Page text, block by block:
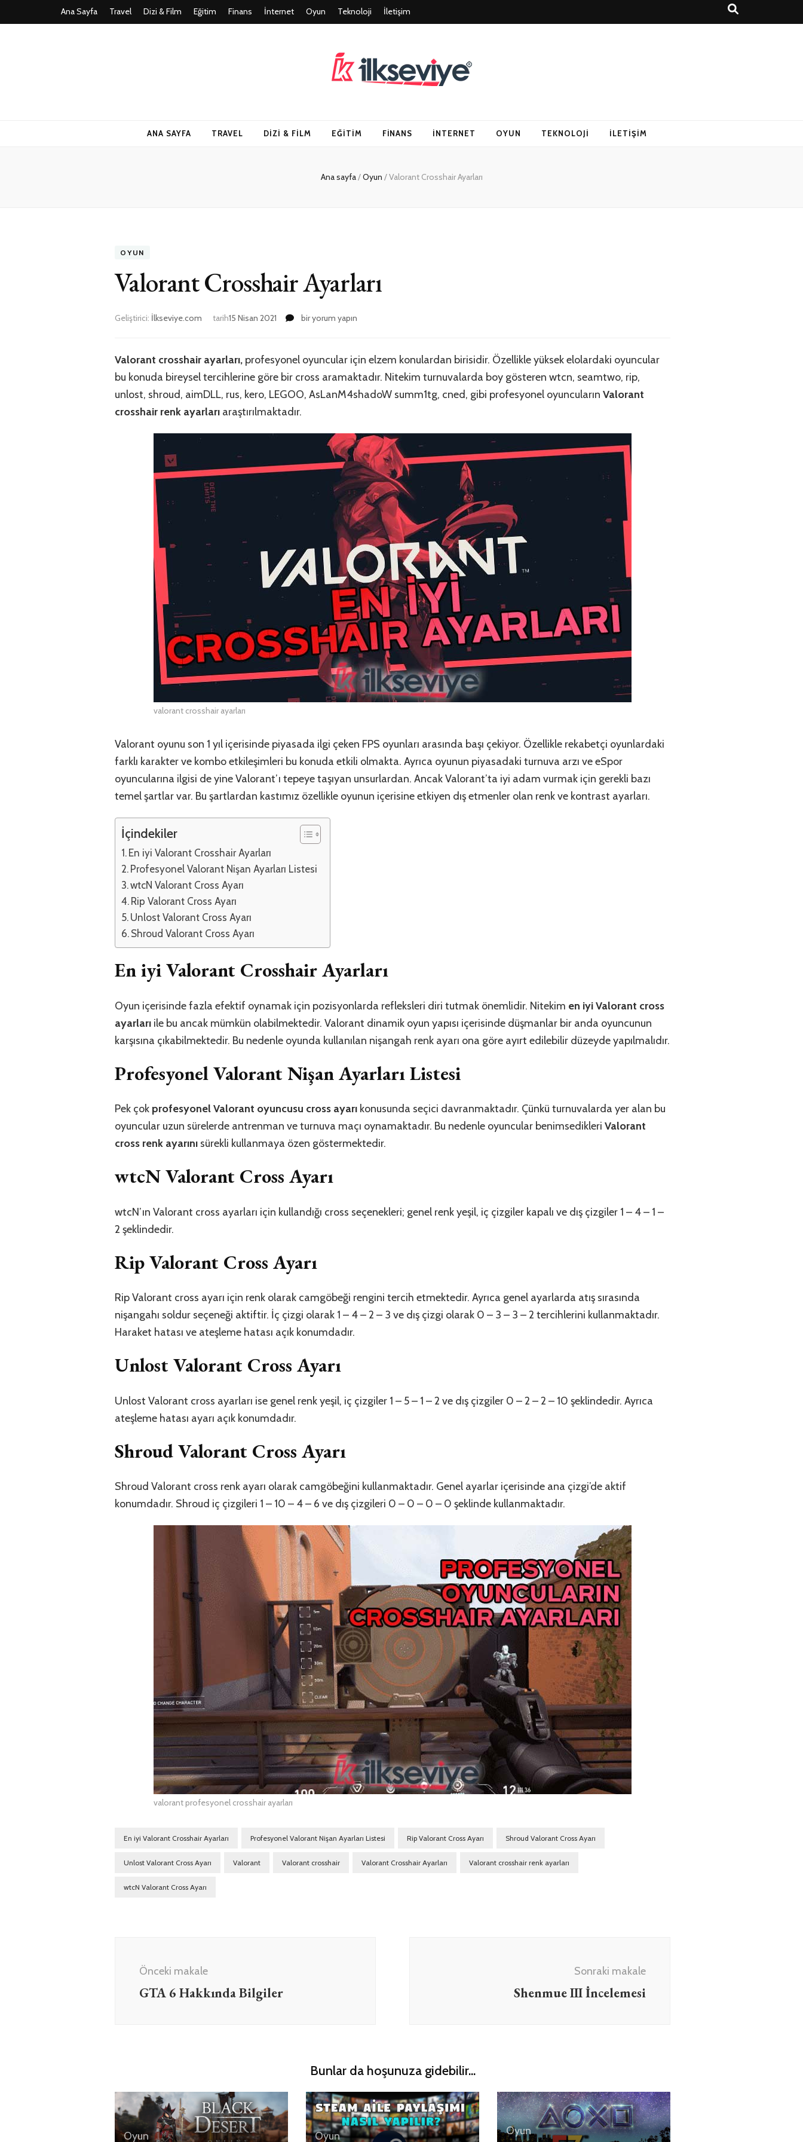
Ana Sayfa Travel Dizi & Film Eğitim Finans İnternet Oyun Teknoloji İletişim
ANA SAYFA TRAVEL DIZI & FILM EĞITIM FINANS İNTERNET OYUN TEKNOLOJI İLETIŞIM
Ana sayfa/Oyun /Valorant Crosshair Ayarları
OYUN
Valorant Crosshair Ayarları
Geliştirici: İlkseviye.com tarih15 Nisan 2021
Valorant
için
bir yorum yapın
Valorant crosshair ayarları, profesyonel oyuncular için elzem konulardan birisidir. Özellikle yüksek elolardaki oyuncular
bu konuda bireysel tercihlerine göre bir cross aramaktadır. Nitekim turnuvalarda boy gösteren wtcn, seamtwo, rip,
unlost, shroud, aimDLL, rus, kero, LEGOO, AsLanM4shadoW summ1tg, cned, gibi profesyonel oyuncuların Valorant
crosshair renk ayarları araştırılmaktadır.
valorant crosshair ayarları
Valorant oyunu son 1 yıl içerisinde piyasada ilgi çeken FPS oyunları arasında başı çekiyor. Özellikle rekabetçi oyunlardaki
farklı karakter ve kombo etkileşimleri bu konuda etkili olmakta. Ayrıca oyunun piyasadaki turnuva arzı ve eSpor
oyuncularına ilgisi de yine Valorant’ı tepeye taşıyan unsurlardan. Ancak Valorant’ta iyi adam vurmak için gerekli bazı
temel şartlar var. Bu şartlardan kastımız özellikle oyunun içerisine etkiyen dış etmenler olan renk ve kontrast ayarları.
İçindekiler
En iyi Valorant Crosshair Ayarları
Profesyonel Valorant Nişan Ayarları Listesi
wtcN Valorant Cross Ayarı
Rip Valorant Cross Ayarı
Unlost Valorant Cross Ayarı
Shroud Valorant Cross Ayarı
En iyi Valorant Crosshair Ayarları
Oyun içerisinde fazla efektif oynamak için pozisyonlarda refleksleri diri tutmak önemlidir. Nitekim en iyi Valorant cross
ayarları ile bu ancak mümkün olabilmektedir. Valorant dinamik oyun yapısı içerisinde düşmanlar bir anda oyuncunun
karşısına çıkabilmektedir. Bu nedenle oyunda kullanılan nişangah renk ayarı ona göre ayırt edilebilir düzeyde yapılmalıdır.
Profesyonel Valorant Nişan Ayarları Listesi
Pek çok profesyonel Valorant oyuncusu cross ayarı konusunda seçici davranmaktadır. Çünkü turnuvalarda yer alan bu
oyuncular uzun sürelerde antrenman ve turnuva maçı oynamaktadır. Bu nedenle oyuncular benimsedikleri Valorant
cross renk ayarını sürekli kullanmaya özen göstermektedir.
wtcN Valorant Cross Ayarı
wtcN’ın Valorant cross ayarları için kullandığı cross seçenekleri; genel renk yeşil, iç çizgiler kapalı ve dış çizgiler 1 – 4 – 1 –
2 şeklindedir.
Rip Valorant Cross Ayarı
Rip Valorant cross ayarı için renk olarak camgöbeği rengini tercih etmektedir. Ayrıca genel ayarlarda atış sırasında
nişangahı soldur seçeneği aktiftir. İç çizgi olarak 1 – 4 – 2 – 3 ve dış çizgi olarak 0 – 3 – 3 – 2 tercihlerini kullanmaktadır.
Haraket hatası ve ateşleme hatası açık konumdadır.
Unlost Valorant Cross Ayarı
Unlost Valorant cross ayarları ise genel renk yeşil, iç çizgiler 1 – 5 – 1 – 2 ve dış çizgiler 0 – 2 – 2 – 10 şeklindedir. Ayrıca
ateşleme hatası ayarı açık konumdadır.
Shroud Valorant Cross Ayarı
Shroud Valorant cross renk ayarı olarak camgöbeğini kullanmaktadır. Genel ayarlar içerisinde ana çizgi’de aktif
konumdadır. Shroud iç çizgileri 1 – 10 – 4 – 6 ve dış çizgileri 0 – 0 – 0 – 0 şeklinde kullanmaktadır.
valorant profesyonel crosshair ayarları
En iyi Valorant Crosshair Ayarları Profesyonel Valorant Nişan Ayarları Listesi Rip Valorant Cross Ayarı Shroud Valorant Cross Ayarı
Unlost Valorant Cross Ayarı Valorant Valorant crosshair Valorant Crosshair Ayarları Valorant crosshair renk ayarları
wtcN Valorant Cross Ayarı
dolaşımı
Önceki makale
GTA 6 Hakkında Bilgiler
Sonraki makale
Shenmue III İncelemesi
Bunlar da hoşunuza gidebilir...
Oyun Oyun Oyun